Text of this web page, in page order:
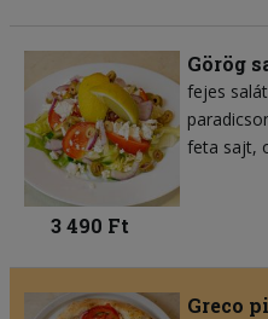
Görög
fejes
feta sajt
3 490 Ft
Greco